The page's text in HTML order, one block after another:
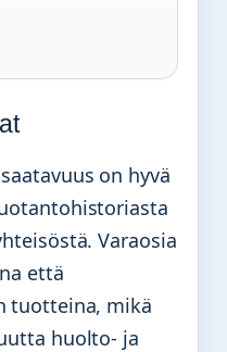
on hyvä
Varaosia
että
tuotteina, mikä
huolto- ja